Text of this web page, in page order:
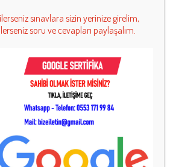
sınavlara sizin yerinize girelim,
soru ve cevapları paylaşalım.